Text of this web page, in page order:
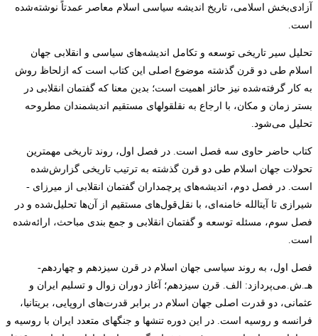
آزادی‌بخش اسلامی، تاریخ اندیشه سیاسی اسلام معاصر عمدتاً نوشته‌شده
است.
تحلیل سیر تاریخی توسعه و تکامل اندیشه‌های سیاسی و انقلابی جهان
اسلام طی دو قرن گذشته موضوع اصلی این کتاب است که ازلحاظ روش
به کار گرفته‌شده نیز حائز اهمیت است؛ بدین معنا که گفتمان انقلابی در
بستر زمان و مکان، با ارجاع به نقل­قول­های مستقیم اندیشمندان مطروحه
تحلیل می‌شود.
کتاب حاضر حاوی سه فصل است. در فصل اول، روند تاریخی مهم­ترین
تحولات جهان اسلام طی دو قرن گذشته به ترتیب تاریخی گزارش‌شده
است. در فصل دوم، اندیشه‌های پرچم­داران گفتمان انقلابی از میرزای ­
شیرازی تا آیت­الله خامنه‌ای، با نقل‌قول‌های مستقیم از آن‌ها تحلیل‌شده و در
فصل سوم، مسئله توسعه و گفتمان انقلابی و جمع بندی مباحث، ارائه‌شده
است.
فصل اول، به روند سیاسی جهان اسلام در قرن سیزدهم و چهاردهم­
هـ.ش.می‌پردازد: الف. قرن سیزدهم؛ آغاز دوران زوال و تسلیم ایران و
عثمانی، دو قدرت اصلی جهان اسلام در برابر قدرت‌های اروپایی، بریتانیا،
فرانسه و روسیه است. در این دوره تنش­ها و جنگ­های متعدد ایران با روسیه و